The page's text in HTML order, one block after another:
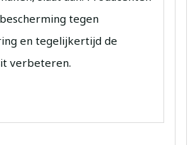
tegen
en tegelijkertijd de
verbeteren.